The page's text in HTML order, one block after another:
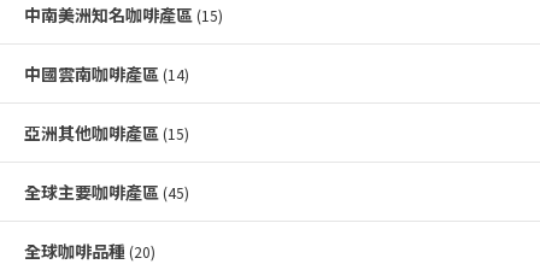
中南美洲知名咖啡產區 (15)
中國雲南咖啡產區 (14)
亞洲其他咖啡產區 (15)
全球主要咖啡產區 (45)
全球咖啡品種 (20)